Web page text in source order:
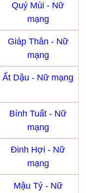
Quý Mùi - Nữ
mạng
Giáp Thân - Nữ
mạng
Ất Dậu - Nữ mạng
Bính Tuất - Nữ
mạng
Đinh Hợi - Nữ
mạng
Mậu Tý - Nữ